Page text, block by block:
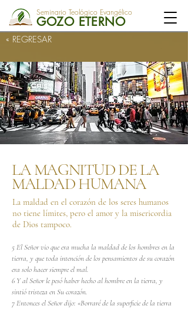
Seminario Teológico Evangélico
GOZO ETERNO
« REGRESAR
LA MAGNITUD DE LA
MALDAD HUMANA
La maldad en el corazón de los seres humanos
no tiene límites, pero el amor y la misericordia
de Dios tampoco.
5 El Señor vio que era mucha la maldad de los hombres en la
tierra, y que toda intención de los pensamientos de su corazón
era solo hacer siempre el mal.
6 Y al Señor le pesó haber hecho al hombre en la tierra, y
sintió tristeza en Su corazón.
7 Entonces el Señor dijo: «Borraré de la superficie de la tierra